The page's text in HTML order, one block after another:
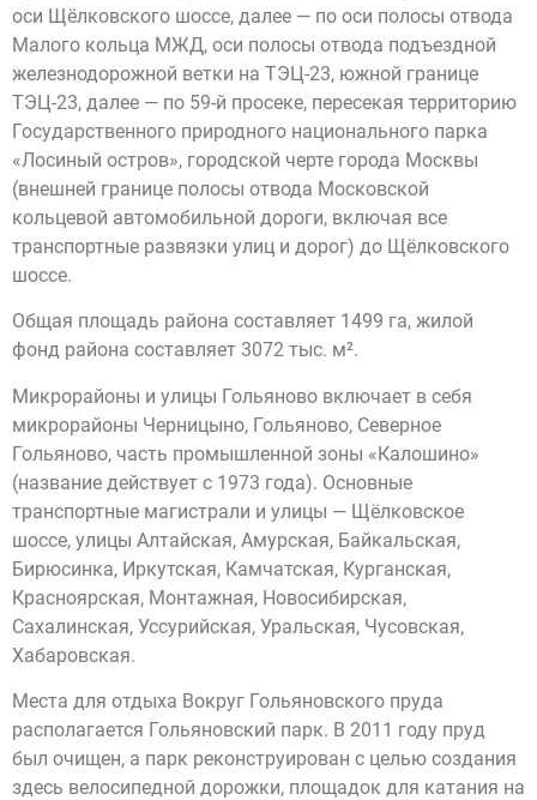
оси Щёлковского шоссе, далее — по оси полосы отвода
Малого кольца МЖД, оси полосы отвода подъездной
железнодорожной ветки на ТЭЦ-23, южной границе
ТЭЦ-23, далее — по 59-й просеке, пересекая территорию
Государственного природного национального парка
«Лосиный остров», городской черте города Москвы
(внешней границе полосы отвода Московской
кольцевой автомобильной дороги, включая все
транспортные развязки улиц и дорог) до Щёлковского
шоссе.
Общая площадь района составляет 1499 га, жилой
фонд района составляет 3072 тыс. м².
Микрорайоны и улицы Гольяново включает в себя
микрорайоны Черницыно, Гольяново, Северное
Гольяново, часть промышленной зоны «Калошино»
(название действует с 1973 года). Основные
транспортные магистрали и улицы — Щёлковское
шоссе, улицы Алтайская, Амурская, Байкальская,
Бирюсинка, Иркутская, Камчатская, Курганская,
Красноярская, Монтажная, Новосибирская,
Сахалинская, Уссурийская, Уральская, Чусовская,
Хабаровская.
Места для отдыха Вокруг Гольяновского пруда
располагается Гольяновский парк. В 2011 году пруд
был очищен, а парк реконструирован с целью создания
здесь велосипедной дорожки, площадок для катания на